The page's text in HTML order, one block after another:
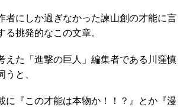
者にしか過ぎなかった諫山創の才能に言
る挑発的なこの文章。
えた「進撃の巨人」編集者である川窪慎
うと、
に『この才能は本物か！！？』とか『漫